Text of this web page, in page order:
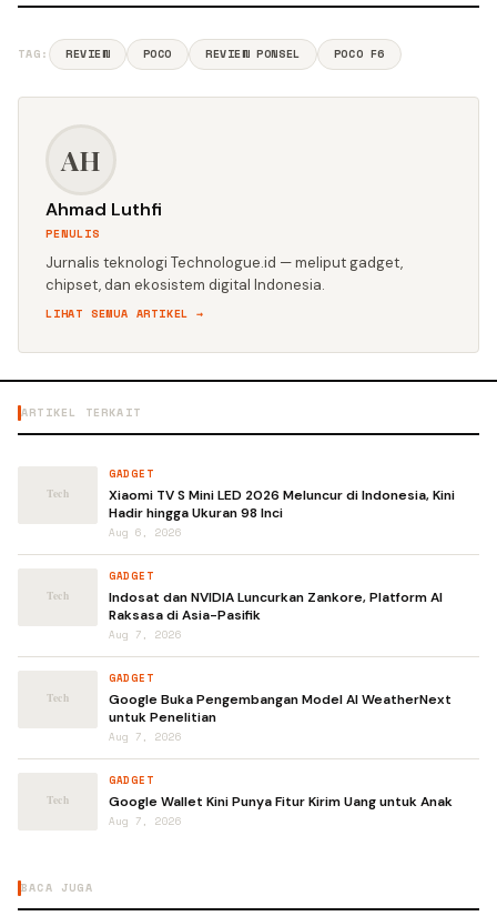
TAG: REVIEW POCO REVIEW PONSEL POCO F6
AH
Ahmad Luthfi
PENULIS
Jurnalis teknologi Technologue.id — meliput gadget,
chipset, dan ekosistem digital Indonesia.
LIHAT SEMUA ARTIKEL →
ARTIKEL TERKAIT
GADGET
Xiaomi TV S Mini LED 2026 Meluncur di Indonesia, Kini
Hadir hingga Ukuran 98 Inci
Aug 6, 2026
GADGET
Indosat dan NVIDIA Luncurkan Zankore, Platform AI
Raksasa di Asia-Pasifik
Aug 7, 2026
GADGET
Google Buka Pengembangan Model AI WeatherNext
untuk Penelitian
Aug 7, 2026
GADGET
Google Wallet Kini Punya Fitur Kirim Uang untuk Anak
Aug 7, 2026
BACA JUGA